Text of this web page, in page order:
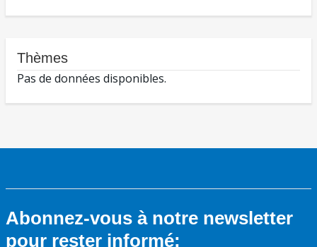
Thèmes
Pas de données disponibles.
Abonnez-vous à notre newsletter
pour rester informé: